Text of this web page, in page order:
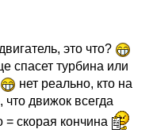
это что?
спасет турбина или
нет реально, кто на
движок всегда
= скорая кончина